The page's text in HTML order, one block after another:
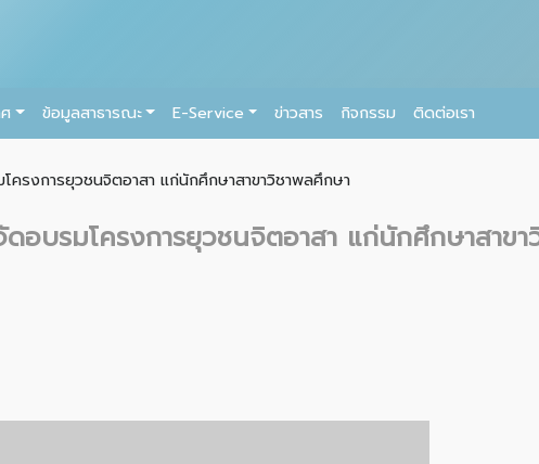
ข้อมูลสาธารณะ E-Service ข่าวสาร กิจกรรม ติดต่อเรา
ครงการยุวชนจิตอาสา แก่นักศึกษาสาขาวิชาพลศึกษา
อบรมโครงการยุวชนจิตอาสา แก่นักศึกษาสาขา